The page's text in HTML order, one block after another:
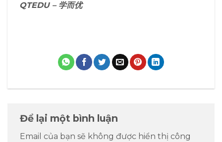
QTEDU – 学而优
Để lại một bình luận
Email của bạn sẽ không được hiển thị công